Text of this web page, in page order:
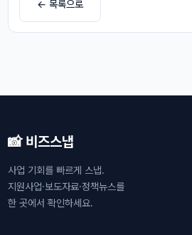
← 목록으로
📸 비즈스냅
사업 기회를 빠르게 스냅.
지원사업·보도자료·정책뉴스를
한 곳에서 확인하세요.